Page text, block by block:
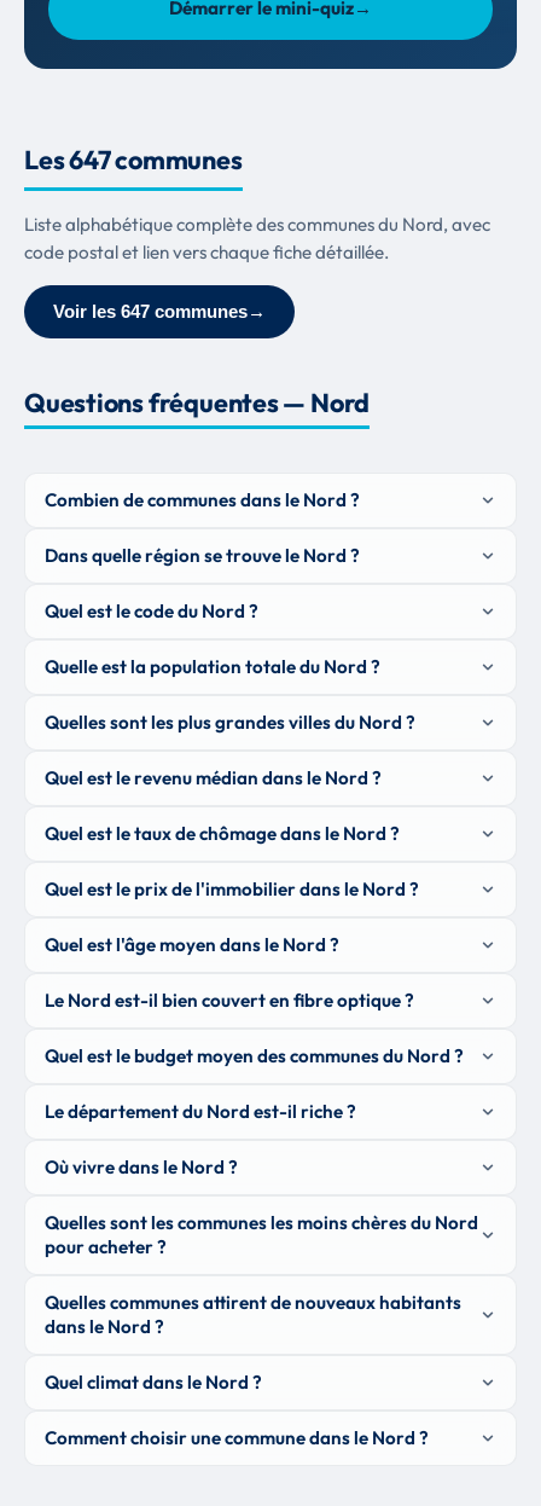
Démarrer le mini-quiz→
Les 647 communes
Liste alphabétique complète des communes du Nord, avec
code postal et lien vers chaque fiche détaillée.
Voir les 647 communes→
Questions fréquentes — Nord
Combien de communes dans le Nord ?
Dans quelle région se trouve le Nord ?
Quel est le code du Nord ?
Quelle est la population totale du Nord ?
Quelles sont les plus grandes villes du Nord ?
Quel est le revenu médian dans le Nord ?
Quel est le taux de chômage dans le Nord ?
Quel est le prix de l'immobilier dans le Nord ?
Quel est l'âge moyen dans le Nord ?
Le Nord est-il bien couvert en fibre optique ?
Quel est le budget moyen des communes du Nord ?
Le département du Nord est-il riche ?
Où vivre dans le Nord ?
Quelles sont les communes les moins chères du Nord
pour acheter ?
Quelles communes attirent de nouveaux habitants
dans le Nord ?
Quel climat dans le Nord ?
Comment choisir une commune dans le Nord ?